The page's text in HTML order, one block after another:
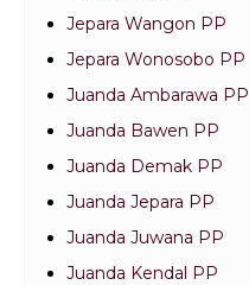
Jepara Wangon PP
Jepara Wonosobo PP
Juanda Ambarawa PP
Juanda Bawen PP
Juanda Demak PP
Juanda Jepara PP
Juanda Juwana PP
Juanda Kendal PP